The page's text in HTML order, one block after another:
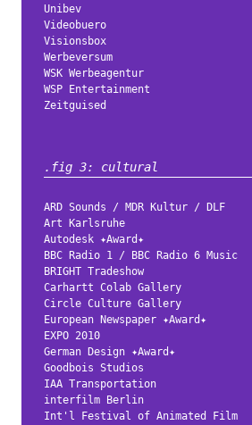
Unibev
Videobuero
Visionsbox
Werbeversum
WSK Werbeagentur
WSP Entertainment
Zeitguised
.fig 3: cultural
ARD Sounds / MDR Kultur / DLF
Art Karlsruhe
Autodesk ✦Award✦
BBC Radio 1 / BBC Radio 6 Music
BRIGHT Tradeshow
Carhartt Colab Gallery
Circle Culture Gallery
European Newspaper ✦Award✦
EXPO 2010
German Design ✦Award✦
Goodbois Studios
IAA Transportation
interfilm Berlin
Int'l Festival of Animated Film